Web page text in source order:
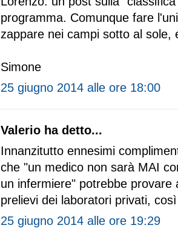
programma. Comunque fare
zappare nei campi sotto al sole,
Simone
25 giugno 2014 alle ore 18:00
Valerio ha detto...
Innanzitutto ennesimi
che "un medico non sarà MAI
un infermiere" potrebbe provare
prelievi dei laboratori privati,
25 giugno 2014 alle ore 19:29